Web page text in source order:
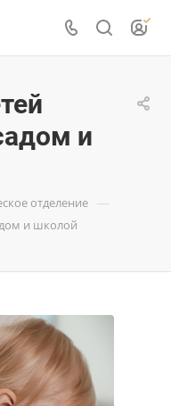
и
отделение —
и школой